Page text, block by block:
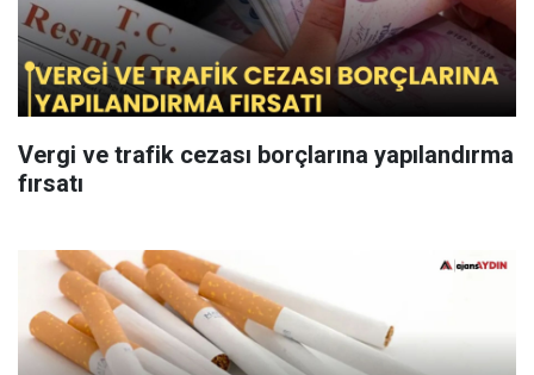
Vergi ve trafik cezası borçlarına yapılandırma
fırsatı